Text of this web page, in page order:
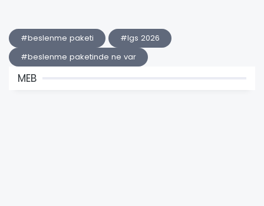
#beslenme paketi
#lgs 2026
#beslenme paketinde ne var
MEB